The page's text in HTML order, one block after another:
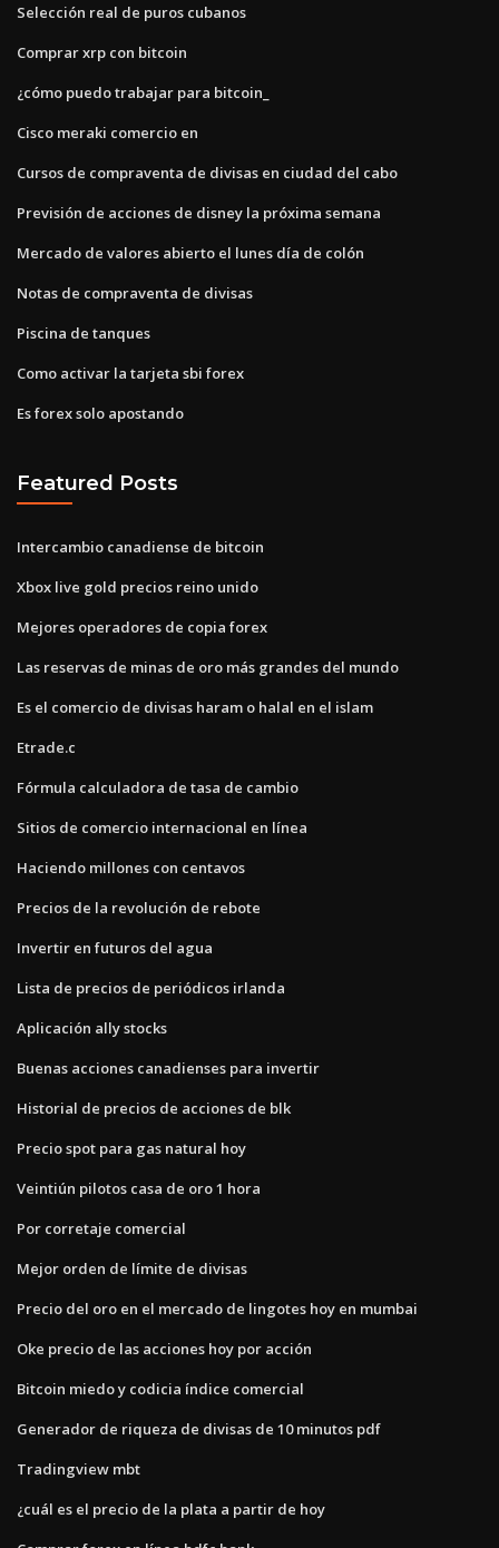
Selección real de puros cubanos
Comprar xrp con bitcoin
¿cómo puedo trabajar para bitcoin_
Cisco meraki comercio en
Cursos de compraventa de divisas en ciudad del cabo
Previsión de acciones de disney la próxima semana
Mercado de valores abierto el lunes día de colón
Notas de compraventa de divisas
Piscina de tanques
Como activar la tarjeta sbi forex
Es forex solo apostando
Featured Posts
Intercambio canadiense de bitcoin
Xbox live gold precios reino unido
Mejores operadores de copia forex
Las reservas de minas de oro más grandes del mundo
Es el comercio de divisas haram o halal en el islam
Etrade.c
Fórmula calculadora de tasa de cambio
Sitios de comercio internacional en línea
Haciendo millones con centavos
Precios de la revolución de rebote
Invertir en futuros del agua
Lista de precios de periódicos irlanda
Aplicación ally stocks
Buenas acciones canadienses para invertir
Historial de precios de acciones de blk
Precio spot para gas natural hoy
Veintiún pilotos casa de oro 1 hora
Por corretaje comercial
Mejor orden de límite de divisas
Precio del oro en el mercado de lingotes hoy en mumbai
Oke precio de las acciones hoy por acción
Bitcoin miedo y codicia índice comercial
Generador de riqueza de divisas de 10 minutos pdf
Tradingview mbt
¿cuál es el precio de la plata a partir de hoy